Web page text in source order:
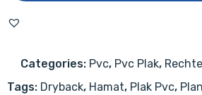
Grey
aantal
Categories: Pvc, Pvc Plak,
Tags: Dryback, Hamat, Plak Pvc,